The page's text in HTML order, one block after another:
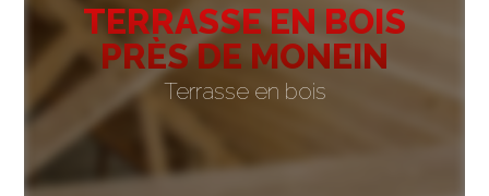
TERRASSE EN BOIS
PRÈS DE MONEIN
Terrasse en bois